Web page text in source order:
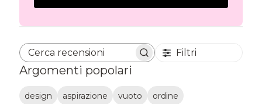
Cerca recensioni Filtri
Argomenti popolari
design aspirazione vuoto ordine